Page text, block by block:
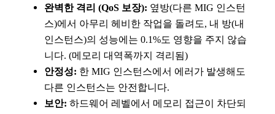
완벽한 격리 (QoS 보장): 옆방(다른 MIG 인스턴
스)에서 아무리 헤비한 작업을 돌려도, 내 방(내
인스턴스)의 성능에는 0.1%도 영향을 주지 않습
니다. (메모리 대역폭까지 격리됨)
안정성: 한 MIG 인스턴스에서 에러가 발생해도
다른 인스턴스는 안전합니다.
보안: 하드웨어 레벨에서 메모리 접근이 차단되